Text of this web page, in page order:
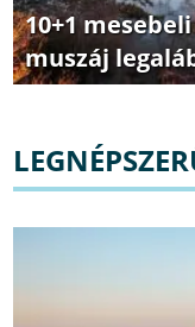
10+1
muszáj